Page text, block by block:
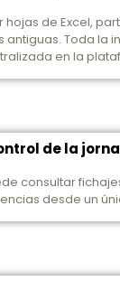
hojas de Excel,
antiguas. Toda la
en la
de la
consultar
desde un